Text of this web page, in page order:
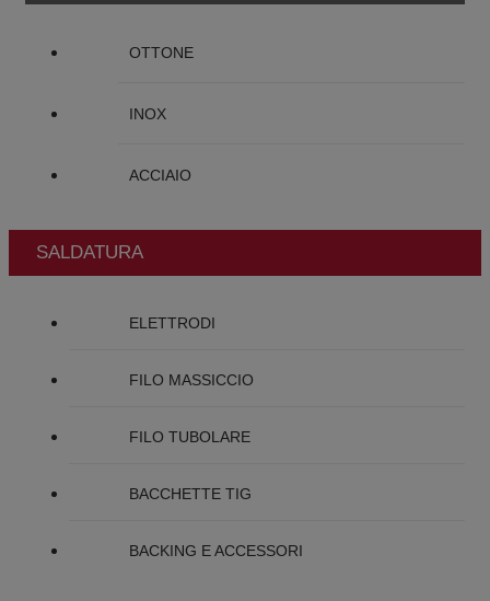
OTTONE
INOX
ACCIAIO
SALDATURA
ELETTRODI
FILO MASSICCIO
FILO TUBOLARE
BACCHETTE TIG
BACKING E ACCESSORI